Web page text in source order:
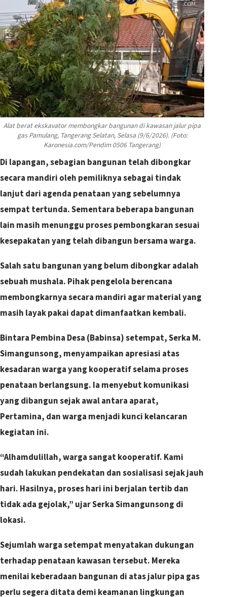
Alat berat ekskavator membongkar bangunan di kawasan jalur pipa
gas Pamulang, Tangerang Selatan, Selasa (9/6/2026). (Foto:
Karonesia.com/Pendim 0506 Tangerang)
Di lapangan, sebagian bangunan telah dibongkar
secara mandiri oleh pemiliknya sebagai tindak
lanjut dari agenda penataan yang sebelumnya
sempat tertunda. Sementara beberapa bangunan
lain masih menunggu proses pembongkaran sesuai
kesepakatan yang telah dibangun bersama warga.
Salah satu bangunan yang belum dibongkar adalah
sebuah mushala. Pihak pengelola berencana
membongkarnya secara mandiri agar material yang
masih layak pakai dapat dimanfaatkan kembali.
Bintara Pembina Desa (Babinsa) setempat, Serka M.
Simangunsong, menyampaikan apresiasi atas
kesadaran warga yang kooperatif selama proses
penataan berlangsung. Ia menyebut komunikasi
yang dibangun sejak awal antara aparat,
Pertamina, dan warga menjadi kunci kelancaran
kegiatan ini.
“Alhamdulillah, warga sangat kooperatif. Kami
sudah lakukan pendekatan dan sosialisasi sejak jauh
hari. Hasilnya, proses hari ini berjalan tertib dan
tidak ada gejolak,” ujar Serka Simangunsong di
lokasi.
Sejumlah warga setempat menyatakan dukungan
terhadap penataan kawasan tersebut. Mereka
menilai keberadaan bangunan di atas jalur pipa gas
perlu segera ditata demi keamanan lingkungan